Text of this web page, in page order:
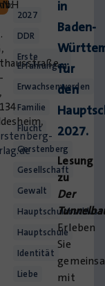
2027
DDR
Erste
Erfahrungen
Erwachsenwerden
Familie
Flucht
Gerstenberg
Gesellschaft
Gewalt
Hauptschulabschluss
Hauptschule
Identität
Liebe
in
Baden-
für
den
2027.
Lesung
zu
Der
Erleben
Sie
mit